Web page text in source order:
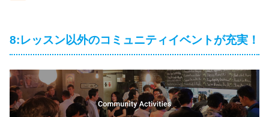
8:レッスン以外のコミュニティイベントが充実！